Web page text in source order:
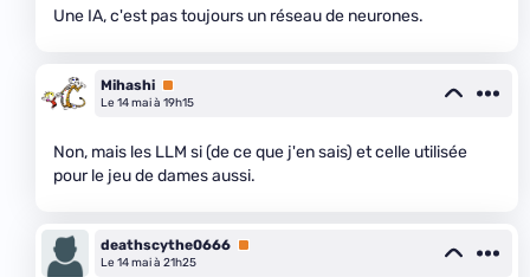
Une IA, c'est pas toujours un réseau de neurones.
Mihashi Premium
Le 14 mai à 19h15
Non, mais les LLM si (de ce que j'en sais) et celle utilisée
pour le jeu de dames aussi.
deathscythe0666 Premium
Le 14 mai à 21h25